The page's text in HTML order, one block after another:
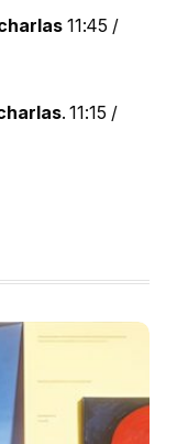
11:45 /
. 11:15 /